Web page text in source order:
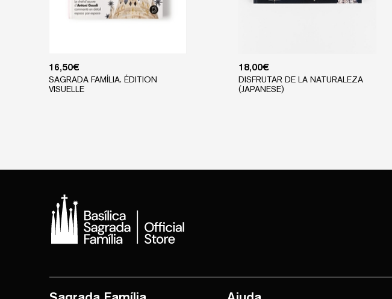
16,50€
SAGRADA FAMÍLIA. ÉDITION
VISUELLE
18,00€
DISFRUTAR DE LA NATURALEZA
(JAPANESE)